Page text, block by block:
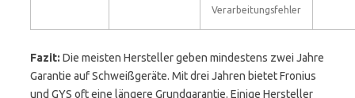
Verarbeitungsfehler
Fazit: Die meisten Hersteller geben mindestens zwei Jahre
Garantie auf Schweißgeräte. Mit drei Jahren bietet Fronius
und GYS oft eine längere Grundgarantie. Einige Hersteller